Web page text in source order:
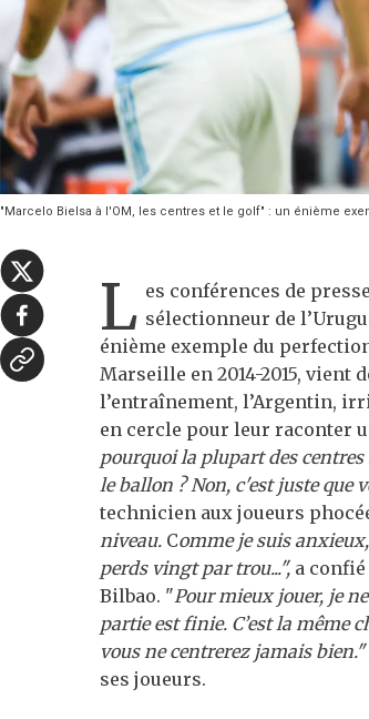
"Marcelo Bielsa à l'OM, les centres et le golf" : un énième
L es conférences de
sélectionneur de
énième exemple du
Marseille en 2014-2015, vient
l’entraînement, l’Argentin,
en cercle pour leur raconter
pourquoi la plupart des centres
le ballon ? Non, c'est juste que
technicien aux joueurs
niveau. Comme je suis
perds vingt par trou...",a confié
Bilbao. "Pour mieux jouer, je
partie est finie. C’est la même
vous ne centrerez jamais bien."
ses joueurs.